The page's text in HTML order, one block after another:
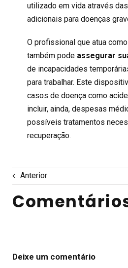
utilizado em vida através
adicionais para doenças
O profissional que atua
também pode assegurar
de incapacidades
para trabalhar. Este
casos de doença como
incluir, ainda, despesas
possíveis tratamentos
recuperação.
Anterior
Deixe um comentário